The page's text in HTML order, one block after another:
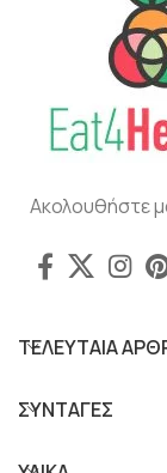
Ακολουθήστε
ΤΕΛΕΥΤΑΙΑ
ΣΥΝΤΑΓΕΣ